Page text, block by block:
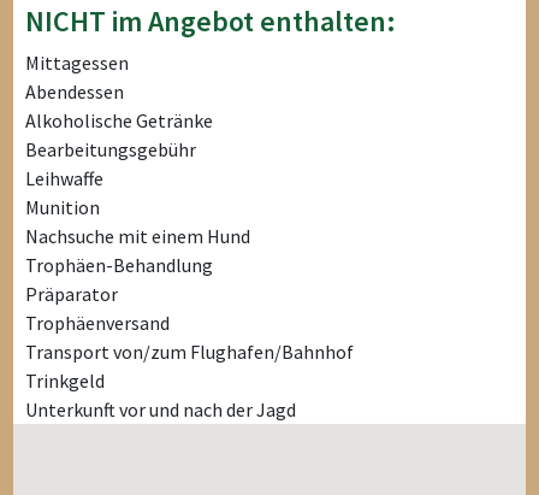
NICHT im Angebot enthalten:
Mittagessen
Abendessen
Alkoholische Getränke
Bearbeitungsgebühr
Leihwaffe
Munition
Nachsuche mit einem Hund
Trophäen-Behandlung
Präparator
Trophäenversand
Transport von/zum Flughafen/Bahnhof
Trinkgeld
Unterkunft vor und nach der Jagd